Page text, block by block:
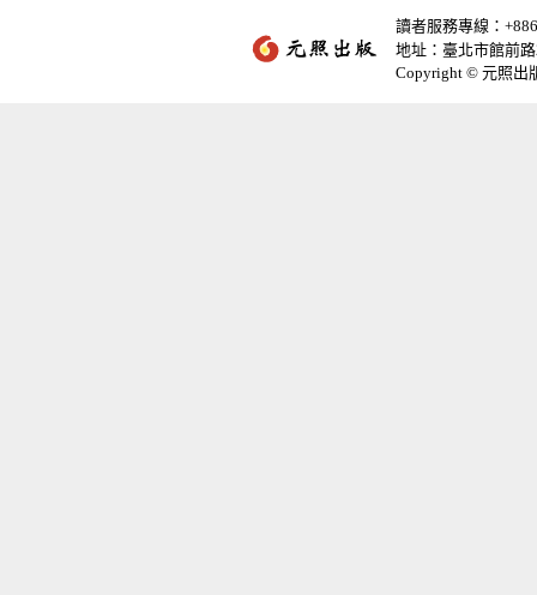
讀者服務專線：
地址：臺北市館前
Copyright © 元照出